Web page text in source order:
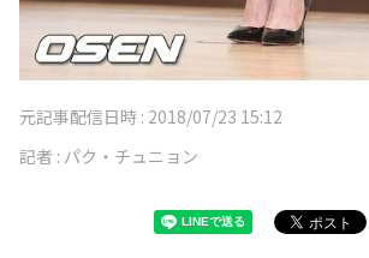
元記事配信日時 : 2018/07/23 15:12
記者 : パク・チュニョン